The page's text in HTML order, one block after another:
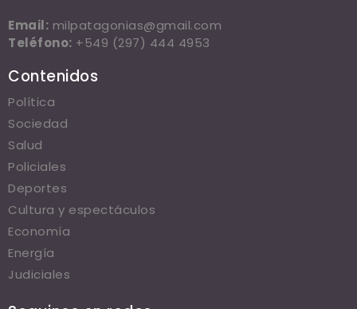
Email: milpatagonias@gmail.com
Teléfono: +549 (297) 444 4953
Contenidos
Política
Sociedad
Salud
Policiales
Deportes
Cultura y espectáculos
Economía
Energía
Judiciales